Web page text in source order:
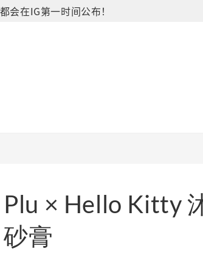
在IG第一时间公布！
Plu × Hello Kitty
砂膏